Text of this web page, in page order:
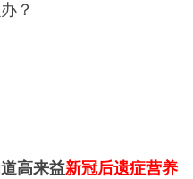
？
高来益新冠后遗症营养